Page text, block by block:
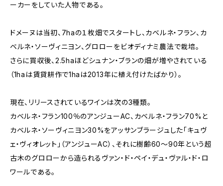
ーカーをしていた人物である。
ドメーヌは当初、7haの１枚畑でスタートし、カベルネ・フラン、カ
ベルネ・ソーヴィニヨン、グロローをビオディナミ農法で栽培。
さらに買収後、2.5haほどシュナン・ブランの畑が増やされている
（1haは賃貸耕作で1haは2013年に植え付けたばかり）。
現在、リリースされているワインは次の3種類。
カベルネ・フラン100％のアンジューAC、カベルネ・フラン70%と
カベルネ・ソーヴィニヨン30%をアッサンブラージュした「キュヴ
ェ・ヴィオレット」（アンジューAC）、それに樹齢60〜90年という超
古木のグロローから造られるヴァン・ド・ペイ・デュ・ヴァル・ド・ロ
ワールである。